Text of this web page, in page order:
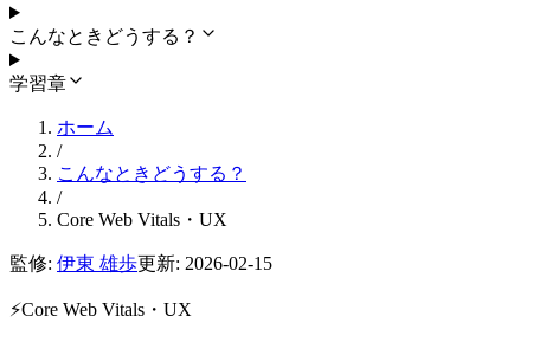
こんなときどうする？
学習章
ホーム
/
こんなときどうする？
/
Core Web Vitals・UX
監修: 伊東 雄歩更新: 2026-02-15
⚡Core Web Vitals・UX